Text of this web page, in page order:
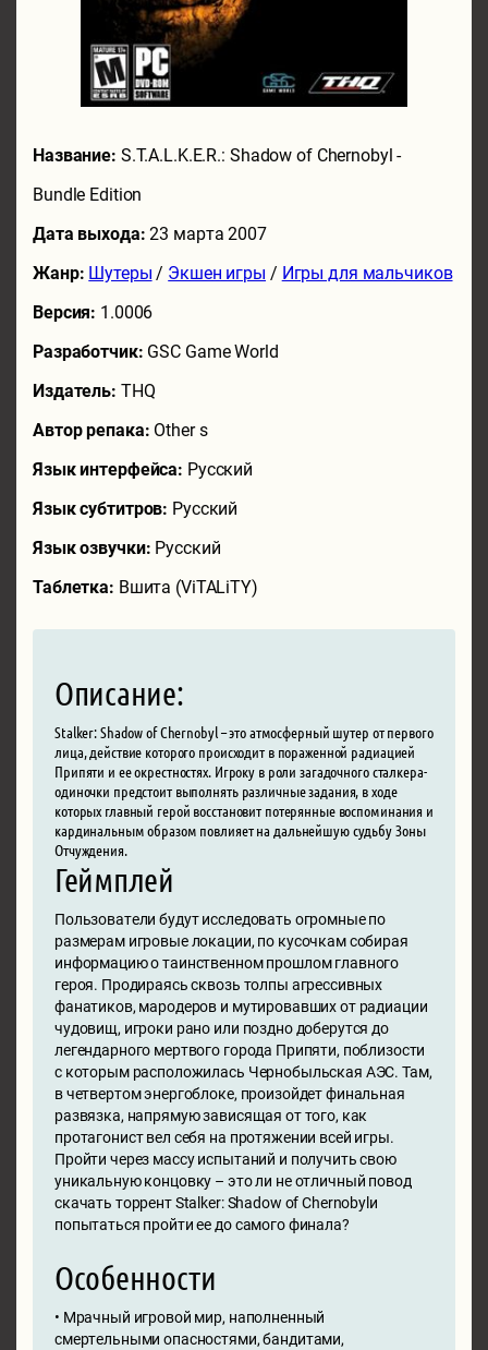
Название: S.T.A.L.K.E.R.: Shadow of Chernobyl -
Bundle Edition
Дата выхода:23 марта 2007
Жанр: Шутеры / Экшен игры / Игры для мальчиков
Версия: 1.0006
Разработчик: GSC Game World
Издатель: THQ
Автор репака: Other s
Язык интерфейса: Русский
Язык субтитров: Русский
Язык озвучки: Русский
Таблетка: Вшита (ViTALiTY)
Описание:
Stalker: Shadow of Chernobyl – это атмосферный шутер от первого
лица, действие которого происходит в пораженной радиацией
Припяти и ее окрестностях. Игроку в роли загадочного сталкера-
одиночки предстоит выполнять различные задания, в ходе
которых главный герой восстановит потерянные воспоминания и
кардинальным образом повлияет на дальнейшую судьбу Зоны
Отчуждения.
Геймплей
Пользователи будут исследовать огромные по
размерам игровые локации, по кусочкам собирая
информацию о таинственном прошлом главного
героя. Продираясь сквозь толпы агрессивных
фанатиков, мародеров и мутировавших от радиации
чудовищ, игроки рано или поздно доберутся до
легендарного мертвого города Припяти, поблизости
с которым расположилась Чернобыльская АЭС. Там,
в четвертом энергоблоке, произойдет финальная
развязка, напрямую зависящая от того, как
протагонист вел себя на протяжении всей игры.
Пройти через массу испытаний и получить свою
уникальную концовку – это ли не отличный повод
скачать торрент Stalker: Shadow of Chernobylи
попытаться пройти ее до самого финала?
Особенности
• Мрачный игровой мир, наполненный
смертельными опасностями, бандитами,